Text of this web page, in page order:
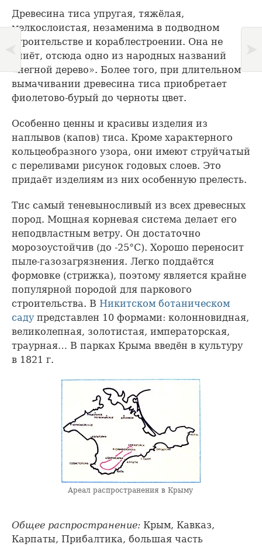
Древесина тиса упругая, тяжёлая,
мелкослоистая, незаменима в подводном
строительстве и кораблестроении. Она не
гниёт, отсюда одно из народных названий
«негной дерево». Более того, при длительном
вымачивании древесина тиса приобретает
фиолетово-бурый до черноты цвет.
Особенно ценны и красивы изделия из
наплывов (капов) тиса. Кроме характерного
кольцеобразного узора, они имеют струйчатый
с переливами рисунок годовых слоев. Это
придаёт изделиям из них особенную прелесть.
Тис самый теневыносливый из всех древесных
пород. Мощная корневая система делает его
неподвластным ветру. Он достаточно
морозоустойчив (до -25°С). Хорошо переносит
пыле-газозагрязнения. Легко поддаётся
формовке (стрижка), поэтому является крайне
популярной породой для паркового
строительства. В Никитском ботаническом
садупредставлен 10 формами: колонновидная,
великолепная, золотистая, императорская,
траурная… В парках Крыма введён в культуру
в 1821 г.
Ареал распространения в Крыму
Общее распространение: Крым, Кавказ,
Карпаты, Прибалтика, большая часть